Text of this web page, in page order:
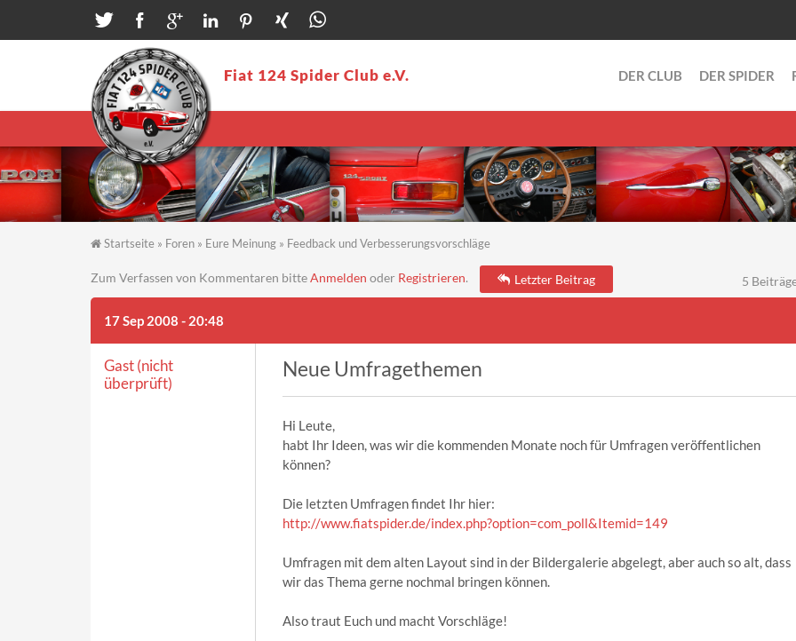
Direkt zum Inhalt
Fiat 124 Spider Club e.V. DER CLUB DER SPIDER
Startseite » Foren » Eure Meinung » Feedback und Verbesserungsvorschläge
5
Zum Verfassen von Kommentaren bitteAnmelden oder Registrieren. Letzter Beitrag
17 Sep 2008 - 20:48
Gast (nicht
überprüft)
Neue Umfragethemen
Hi Leute,
habt Ihr Ideen, was wir die kommenden Monate noch für Umfragen veröffentlichen
können?
Die letzten Umfragen findet Ihr hier:
http://www.fiatspider.de/index.php?option=com_poll&Itemid=149
Umfragen mit dem alten Layout sind in der Bildergalerie abgelegt, aber auch so alt, dass
wir das Thema gerne nochmal bringen können.
Also traut Euch und macht Vorschläge!